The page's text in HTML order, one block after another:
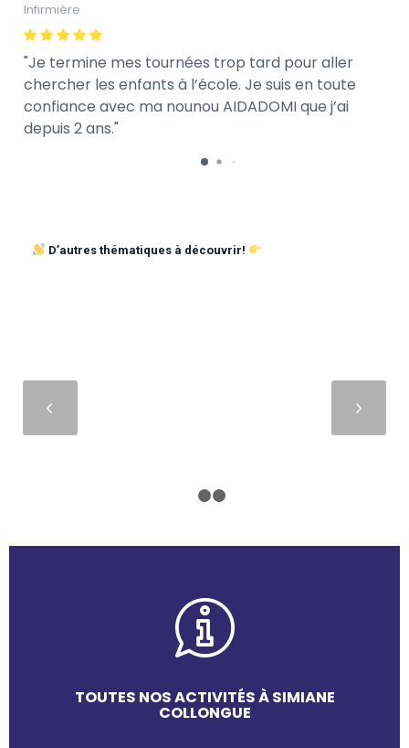
Infirmière
Je termine mes tournées trop tard pour aller
chercher les enfants à l’école. Je suis en toute
confiance avec ma nounou AIDADOMI que j’ai
depuis 2 ans.
D’autres thématiques à découvrir!
TOUTES NOS ACTIVITÉS À SIMIANE
COLLONGUE